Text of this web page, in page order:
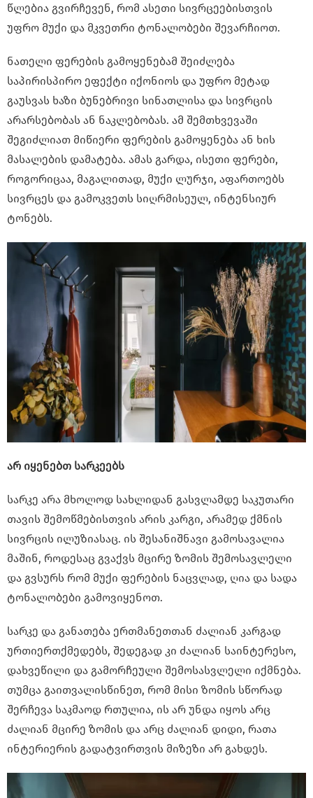
წლებია გვირჩევენ, რომ ასეთი სივრცეებისთვის
უფრო მუქი და მკვეთრი ტონალობები შევარჩიოთ.
ნათელი ფერების გამოყენებამ შეიძლება
საპირისპირო ეფექტი იქონიოს და უფრო მეტად
გაუსვას ხაზი ბუნებრივი სინათლისა და სივრცის
არარსებობას ან ნაკლებობას. ამ შემთხვევაში
შეგიძლიათ მიწიერი ფერების გამოყენება ან ხის
მასალების დამატება. ამას გარდა, ისეთი ფერები,
როგორიცაა, მაგალითად, მუქი ლურჯი, აფართოებს
სივრცეს და გამოკვეთს სიღრმისეულ, ინტენსიურ
ტონებს.
არ იყენებთ სარკეებს
სარკე არა მხოლოდ სახლიდან გასვლამდე საკუთარი
თავის შემოწმებისთვის არის კარგი, არამედ ქმნის
სივრცის ილუზიასაც. ის შესანიშნავი გამოსავალია
მაშინ, როდესაც გვაქვს მცირე ზომის შემოსავლელი
და გვსურს რომ მუქი ფერების ნაცვლად, ღია და სადა
ტონალობები გამოვიყენოთ.
სარკე და განათება ერთმანეთთან ძალიან კარგად
ურთიერთქმედებს, შედეგად კი ძალიან საინტერესო,
დახვეწილი და გამორჩეული შემოსასვლელი იქმნება.
თუმცა გაითვალისწინეთ, რომ მისი ზომის სწორად
შერჩევა საკმაოდ რთულია, ის არ უნდა იყოს არც
ძალიან მცირე ზომის და არც ძალიან დიდი, რათა
ინტერიერის გადატვირთვის მიზეზი არ გახდეს.